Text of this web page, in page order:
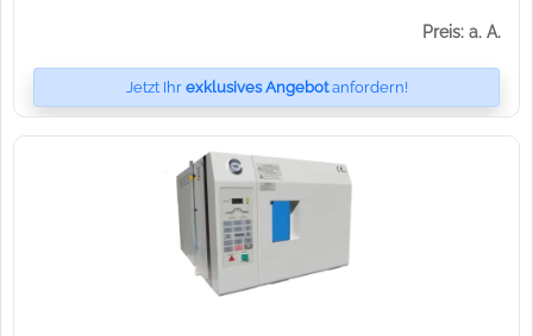
Preis: a. A.
Jetzt Ihr exklusives Angebotanfordern!